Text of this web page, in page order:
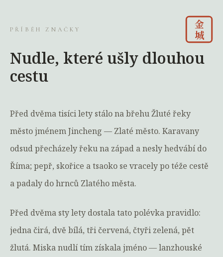
PŘÍBĚH ZNAČKY
金
城
Nudle, které ušly dlouhou
cestu
Před dvěma tisíci lety stálo na břehu Žluté řeky
město jménem Jincheng — Zlaté město. Karavany
odsud přecházely řeku na západ a nesly hedvábí do
Říma; pepř, skořice a tsaoko se vracely po téže cestě
a padaly do hrnců Zlatého města.
Před dvěma sty lety dostala tato polévka pravidlo:
jedna čirá, dvě bílá, tři červená, čtyři zelená, pět
žlutá. Miska nudlí tím získala jméno — lanzhouské